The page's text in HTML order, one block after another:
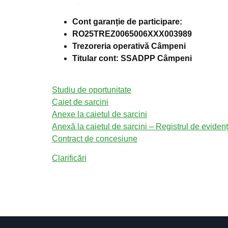
Cont garanție de participare:
RO25TREZ0065006XXX003989
Trezoreria operativă Câmpeni
Titular cont: SSADPP Câmpeni
Studiu de oportunitate
Caiet de sarcini
Anexe la caietul de sarcini
Anexă la caietul de sarcini – Registrul de
Contract de concesiune
Clarificări